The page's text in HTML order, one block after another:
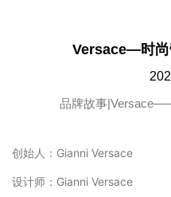
Versace—时尚
品牌故事
创始人：Gianni Versace
设计师：Gianni Versace